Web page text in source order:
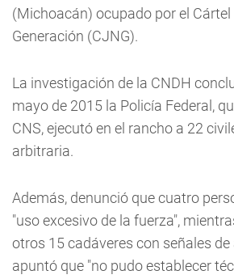
(Michoacán) ocupado por el
Generación (CJNG).
La investigación de la CNDH
mayo de 2015 la Policía Federal,
CNS, ejecutó en el rancho a 22
arbitraria.
Además, denunció que cuatro
"uso excesivo de la fuerza",
otros 15 cadáveres con señales
apuntó que "no pudo establecer